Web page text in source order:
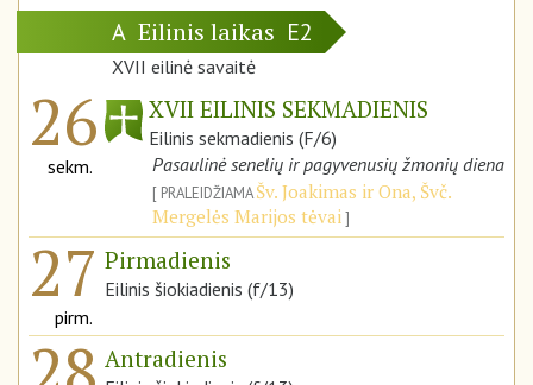
A Eilinis laikas E2
XVII eilinė savaitė
26
sekm.
XVII EILINIS SEKMADIENIS
Eilinis sekmadienis (F/6)
Pasaulinė senelių ir pagyvenusių žmonių diena
PRALEIDŽIAMAŠv. Joakimas ir Ona, Švč.
Mergelės Marijos tėvai
27
pirm.
Pirmadienis
Eilinis šiokiadienis (f/13)
Antradienis